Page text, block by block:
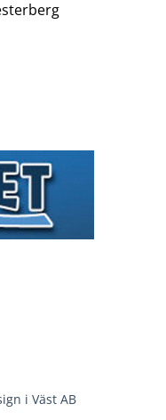
i Väst AB